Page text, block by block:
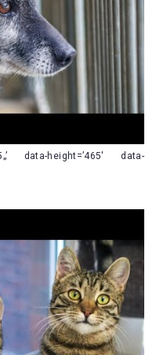
data-height=’465′ data-